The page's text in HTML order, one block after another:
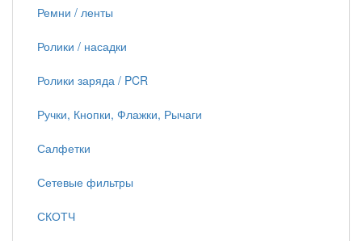
Ремни / ленты
Ролики / насадки
Ролики заряда / PCR
Ручки, Кнопки, Флажки, Рычаги
Салфетки
Сетевые фильтры
СКОТЧ